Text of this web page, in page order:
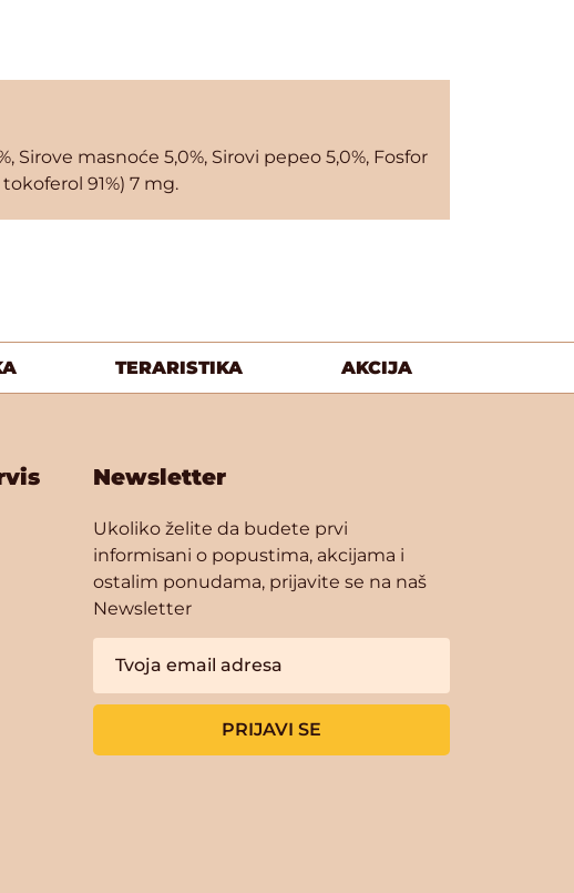
Sirove masnoće 5,0%, Sirovi pepeo 5,0%, Fosfor
91%) 7 mg.
TERARISTIKA AKCIJA
Newsletter
Ukoliko želite da budete prvi
informisani o popustima, akcijama i
ostalim ponudama, prijavite se na naš
Newsletter
PRIJAVI SE